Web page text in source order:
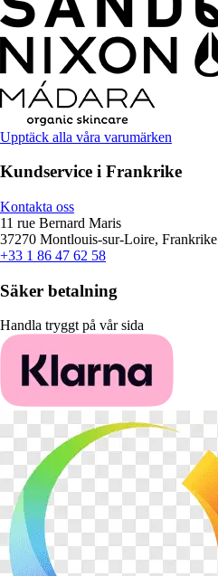
Upptäck alla våra varumärken
Kundservice i Frankrike
Kontakta oss
11 rue Bernard Maris
37270 Montlouis-sur-Loire, Frankrike
+33 1 86 47 62 58
Säker betalning
Handla tryggt på vår sida